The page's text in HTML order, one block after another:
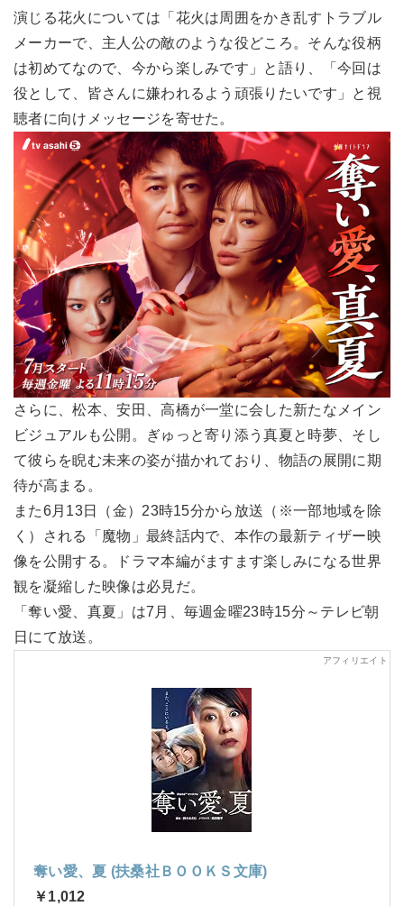
演じる花火については「花火は周囲をかき乱すトラブル
メーカーで、主人公の敵のような役どころ。そんな役柄
は初めてなので、今から楽しみです」と語り、「今回は
役として、皆さんに嫌われるよう頑張りたいです」と視
聴者に向けメッセージを寄せた。
さらに、松本、安田、高橋が一堂に会した新たなメイン
ビジュアルも公開。ぎゅっと寄り添う真夏と時夢、そし
て彼らを睨む未来の姿が描かれており、物語の展開に期
待が高まる。
また6月13日（金）23時15分から放送（※一部地域を除
く）される「魔物」最終話内で、本作の最新ティザー映
像を公開する。ドラマ本編がますます楽しみになる世界
観を凝縮した映像は必見だ。
「奪い愛、真夏」は7月、毎週金曜23時15分～テレビ朝
日にて放送。
奪い愛、夏 (扶桑社ＢＯＯＫＳ文庫)
￥1,012